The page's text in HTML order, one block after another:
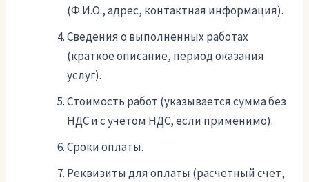
(Ф.И.О., адрес, контактная информация).
Сведения о выполненных работах
(краткое описание, период оказания
услуг).
Стоимость работ (указывается сумма без
НДС и с учетом НДС, если применимо).
Сроки оплаты.
Реквизиты для оплаты (расчетный счет,